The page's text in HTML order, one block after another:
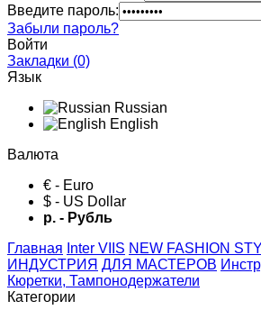
Введите пароль:
Забыли пароль?
Войти
Закладки (0)
Язык
Russian
English
Валюта
€ - Euro
$ - US Dollar
р. - Рубль
Главная Inter VIIS NEW FASHION
ИНДУСТРИЯ ДЛЯ МАСТЕРОВ
Кюретки, Тампонодержатели
Категории